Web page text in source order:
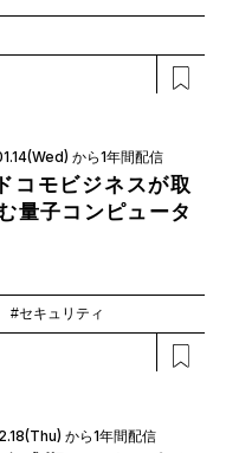
から1年間配信
コモビジネスが取
量子コンピュータ
#セキュリティ
から1年間配信